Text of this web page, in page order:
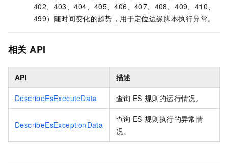
402、403、404、405、406、407、408、409、410、
499）随时间变化的趋势，用于定位边缘脚本执行异常。
相关 API
API 描述
DescribeEsExecuteData 查询 ES 规则的运行情况。
DescribeEsExceptionData
查询 ES 规则执行的异常情
况。